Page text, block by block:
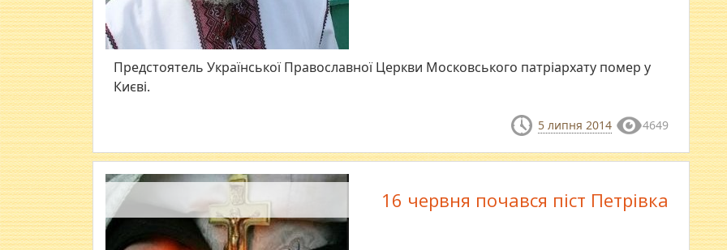
Предстоятель Української Православної Церкви Московського патріархату помер у
Києві.
5 липня 2014 4649
16 червня почався піст Петрівка